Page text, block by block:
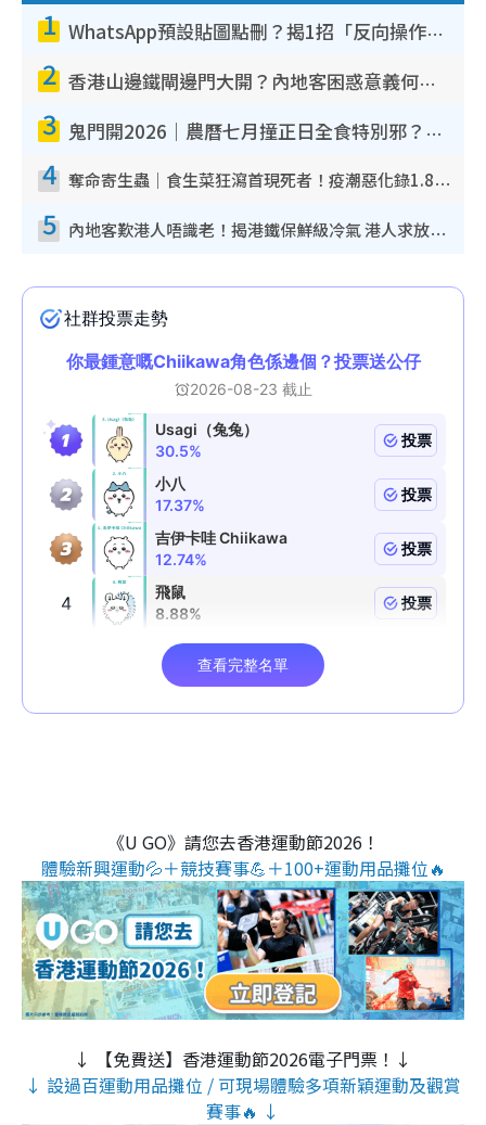
1 WhatsApp預設貼圖點刪？揭1招「反向操作」還原簡潔介面 附3步實測教學
2 香港山邊鐵閘邊門大開？內地客困惑意義何在！網民神回覆：呢種叫法理性防禦
3 鬼門開2026｜農曆七月撞正日全食特別邪？專家警告切忌做一事！揭4大禁忌+2招保平安
4 奪命寄生蟲｜食生菜狂瀉首現死者！疫潮惡化錄1.8萬宗病例 揭洗菜3大謬誤
5 內地客歎港人唔識老！揭港鐵保鮮級冷氣 港人求放過：咪投訴
《U GO》請您去香港運動節2026！
體驗新興運動💦＋競技賽事💪＋100+運動用品攤位🔥
↓ 【免費送】香港運動節2026電子門票！↓
↓ 設過百運動用品攤位 / 可現場體驗多項新穎運動及觀賞
賽事🔥 ↓